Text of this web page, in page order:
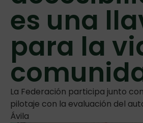
es una
para la
La Federación participa junto
pilotaje con la evaluación del
Ávila